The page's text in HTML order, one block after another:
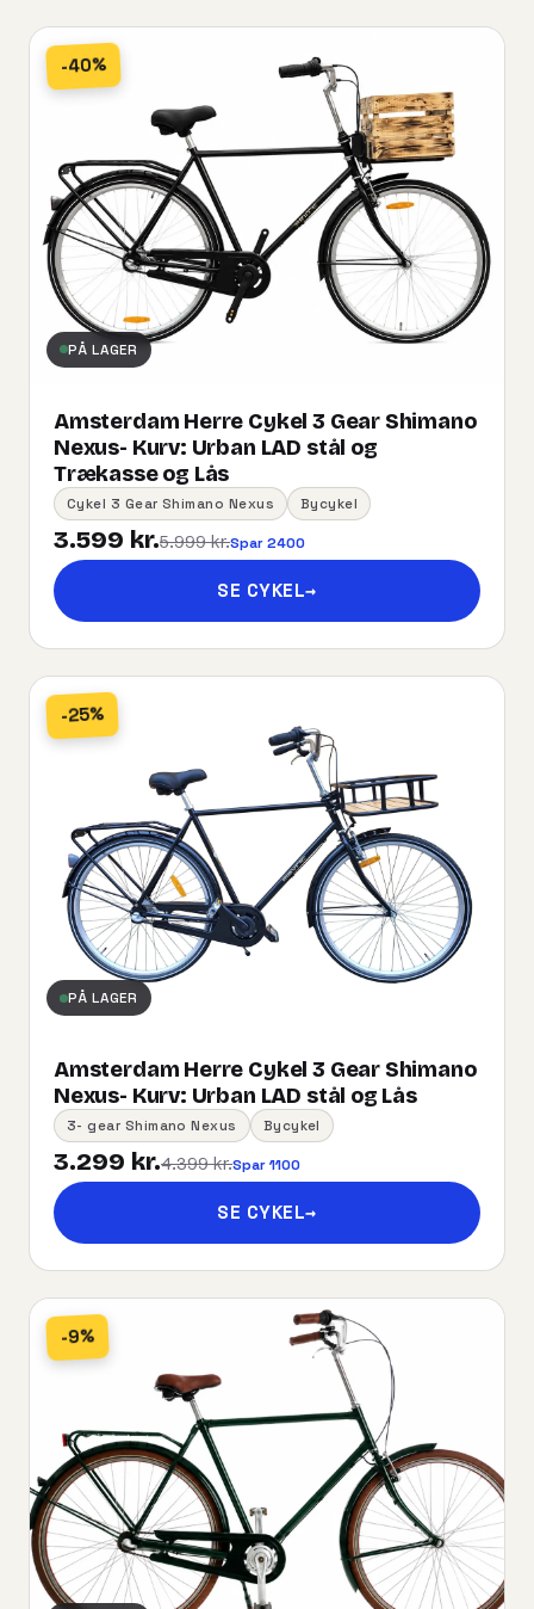
-40%
PÅ LAGER
Amsterdam Herre Cykel 3 Gear Shimano
Nexus- Kurv:​ ​Urban​ ​LAD​ ​stål og
Trækasse og Lås
Cykel 3 Gear Shimano Nexus Bycykel
3.599 kr.5.999 kr.Spar 2400
SE CYKEL→
-25%
PÅ LAGER
Amsterdam Herre Cykel 3 Gear Shimano
Nexus- Kurv:​ ​Urban​ ​LAD​ ​stål og Lås
3- gear Shimano Nexus Bycykel
3.299 kr.4.399 kr.Spar 1100
SE CYKEL→
-9%